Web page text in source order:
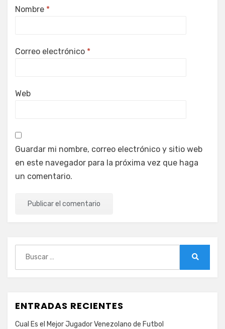
Nombre *
Correo electrónico *
Web
Guardar mi nombre, correo electrónico y sitio web
en este navegador para la próxima vez que haga
un comentario.
ENTRADAS RECIENTES
Cual Es el Mejor Jugador Venezolano de Futbol